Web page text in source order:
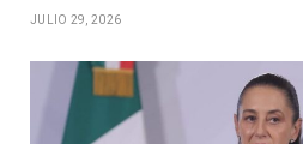
JULIO 29, 2026